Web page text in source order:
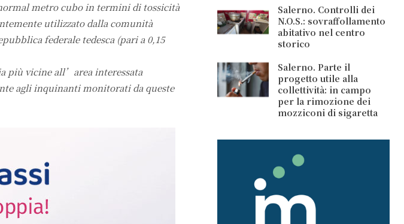
metro cubo in termini di tossicità
utilizzato dalla comunità
federale tedesca (pari a 0,15
più vicine all’area interessata
agli inquinanti monitorati da queste
Salerno. Controlli dei
N.O.S.: sovraffollamento
abitativo nel centro
storico
Salerno. Parte il
progetto utile alla
collettività: in campo
per la rimozione dei
mozziconi di sigaretta